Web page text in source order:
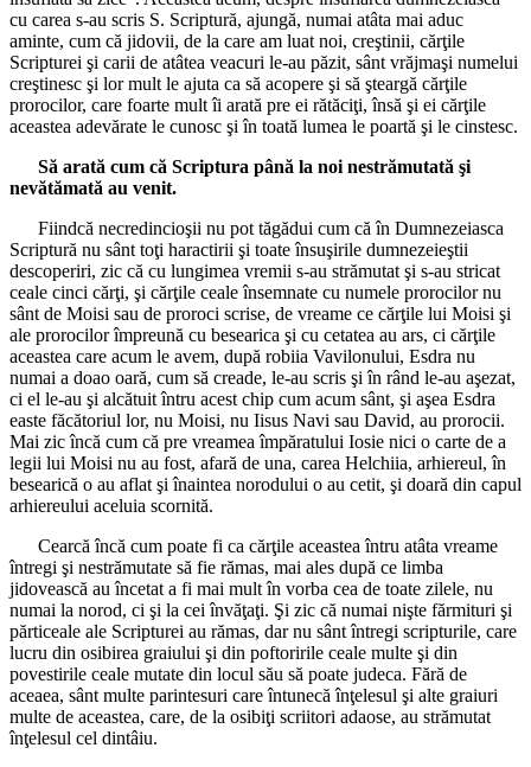
cu carea s-au scris S. Scriptură, ajungă, numai atâta mai aduc
aminte, cum că jidovii, de la care am luat noi, creştinii, cărţile
Scripturei şi carii de atâtea veacuri le-au păzit, sânt vrăjmaşi numelui
creştinesc şi lor mult le ajuta ca să acopere şi să şteargă cărţile
prorocilor, care foarte mult îi arată pre ei rătăciţi, însă şi ei cărţile
aceastea adevărate le cunosc şi în toată lumea le poartă şi le cinstesc.
Să arată cum că Scriptura până la noi nestrămutată şi
nevătămată au venit.
Fiindcă necredincioşii nu pot tăgădui cum că în Dumnezeiasca
Scriptură nu sânt toţi haractirii şi toate însuşirile dumnezeieştii
descoperiri, zic că cu lungimea vremii s-au strămutat şi s-au stricat
ceale cinci cărţi, şi cărţile ceale însemnate cu numele prorocilor nu
sânt de Moisi sau de proroci scrise, de vreame ce cărţile lui Moisi şi
ale prorocilor împreună cu besearica şi cu cetatea au ars, ci cărţile
aceastea care acum le avem, după robiia Vavilonului, Esdra nu
numai a doao oară, cum să creade, le-au scris şi în rând le-au aşezat,
ci el le-au şi alcătuit întru acest chip cum acum sânt, şi aşea Esdra
easte făcătoriul lor, nu Moisi, nu Iisus Navi sau David, au prorocii.
Mai zic încă cum că pre vreamea împăratului Iosie nici o carte de a
legii lui Moisi nu au fost, afară de una, carea Helchiia, arhiereul, în
besearică o au aflat şi înaintea norodului o au cetit, şi doară din capul
arhiereului aceluia scornită.
Cearcă încă cum poate fi ca cărţile aceastea întru atâta vreame
întregi şi nestrămutate să fie rămas, mai ales după ce limba
jidovească au încetat a fi mai mult în vorba cea de toate zilele, nu
numai la norod, ci şi la cei învăţaţi. Şi zic că numai nişte fărmituri şi
părticeale ale Scripturei au rămas, dar nu sânt întregi scripturile, care
lucru din osibirea graiului şi din poftoririle ceale multe şi din
povestirile ceale mutate din locul său să poate judeca. Fără de
aceaea, sânt multe parintesuri care întunecă înţelesul şi alte graiuri
multe de aceastea, care, de la osibiţi scriitori adaose, au strămutat
înţelesul cel dintâiu.